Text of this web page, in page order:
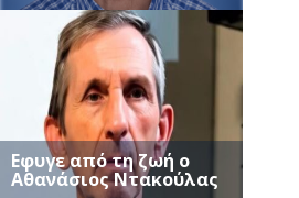
Eφυγε από τη ζωή ο
Αθανάσιος Ντακούλας